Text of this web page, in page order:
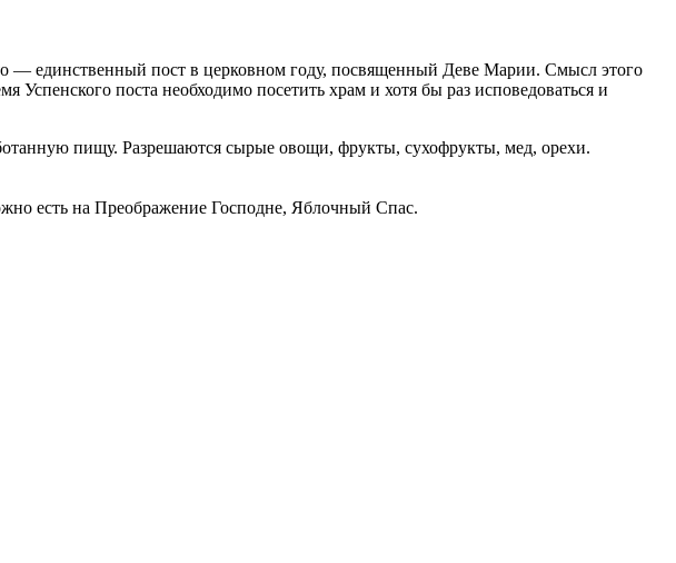
— единственный пост в церковном году, посвященный Деве Марии. Смысл этого
поста необходимо посетить храм и хотя бы раз исповедоваться и
пищу. Разрешаются сырые овощи, фрукты, сухофрукты, мед, орехи.
есть на Преображение Господне, Яблочный Спас.